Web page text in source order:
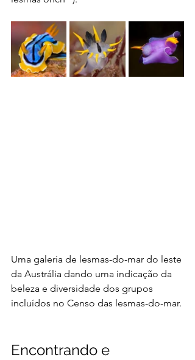
Uma galeria de lesmas-do-mar do leste
da Austrália dando uma indicação da
beleza e diversidade dos grupos
incluídos no Censo das lesmas-do-mar.
Encontrando e